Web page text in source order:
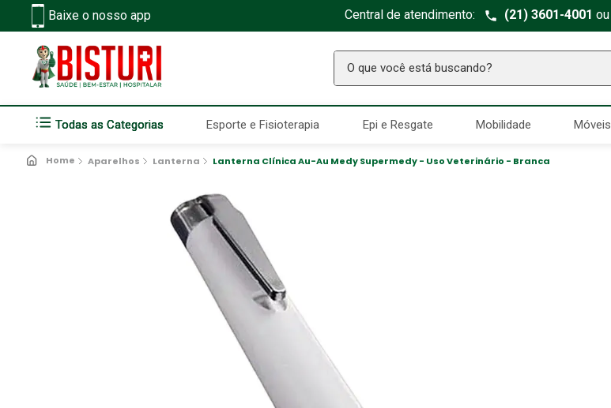
Baixe o nosso app Central de atendimento: (21) 3601-4001 ou
O que você está buscando?
Todas as Categorias Esporte e Fisioterapia Epi e Resgate Mobilidade Móveis
Aparelhos Lanterna Lanterna Clínica Au-Au Medy Supermedy - Uso Veterinário - Branca
TERMOS MAIS BUSCADOS
Seringa Insulina
2º Fralda Geriatrica